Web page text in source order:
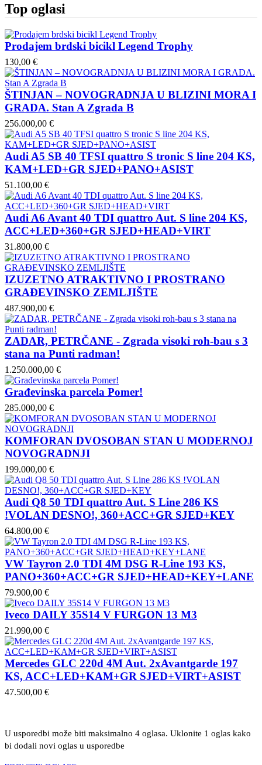
Top oglasi
Prodajem brdski bicikl Legend Trophy
130,00 €
ŠTINJAN – NOVOGRADNJA U BLIZINI MORA I
GRADA. Stan A Zgrada B
256.000,00 €
Audi A5 SB 40 TFSI quattro S tronic S line 204 KS,
KAM+LED+GR SJED+PANO+ASIST
51.100,00 €
Audi A6 Avant 40 TDI quattro Aut. S line 204 KS,
ACC+LED+360+GR SJED+HEAD+VIRT
31.800,00 €
IZUZETNO ATRAKTIVNO I PROSTRANO
GRAĐEVINSKO ZEMLJIŠTE
487.900,00 €
ZADAR, PETRČANE - Zgrada visoki roh-bau s 3
stana na Punti radman!
1.250.000,00 €
Građevinska parcela Pomer!
285.000,00 €
KOMFORAN DVOSOBAN STAN U MODERNOJ
NOVOGRADNJI
199.000,00 €
Audi Q8 50 TDI quattro Aut. S Line 286 KS
!VOLAN DESNO!, 360+ACC+GR SJED+KEY
64.800,00 €
VW Tayron 2.0 TDI 4M DSG R-Line 193 KS,
PANO+360+ACC+GR SJED+HEAD+KEY+LANE
79.900,00 €
Iveco DAILY 35S14 V FURGON 13 M3
21.990,00 €
Mercedes GLC 220d 4M Aut. 2xAvantgarde 197
KS, ACC+LED+KAM+GR SJED+VIRT+ASIST
47.500,00 €
U usporedbi može biti maksimalno 4 oglasa. Uklonite 1 oglas kako
bi dodali novi oglas u usporedbe